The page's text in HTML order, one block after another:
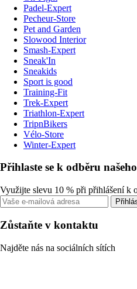
Padel-Expert
Pecheur-Store
Pet and Garden
Slowood Interior
Smash-Expert
Sneak'In
Sneakids
Sport is good
Training-Fit
Trek-Expert
Triathlon-Expert
TripnBikers
Vélo-Store
Winter-Expert
Přihlaste se k odběru
Využijte slevu 10 % při přihlášení k
Zůstaňte v kontaktu
Najděte nás na sociálních sítích